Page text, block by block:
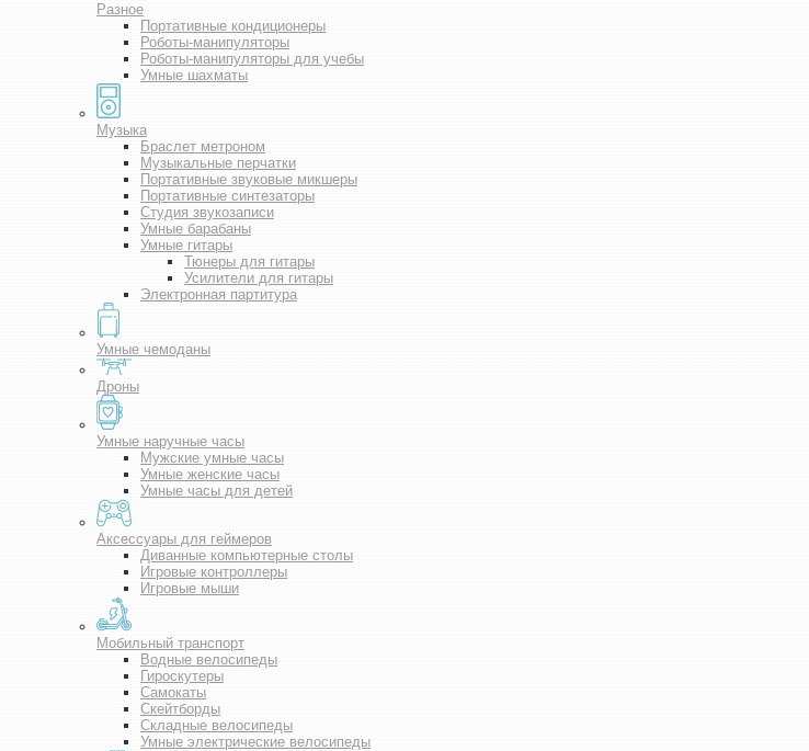
Разное
Портативные кондиционеры
Роботы-манипуляторы
Роботы-манипуляторы для учебы
Умные шахматы
Музыка
Браслет метроном
Музыкальные перчатки
Портативные звуковые микшеры
Портативные синтезаторы
Студия звукозаписи
Умные барабаны
Умные гитары
Тюнеры для гитары
Усилители для гитары
Электронная партитура
Умные чемоданы
Дроны
Умные наручные часы
Мужские умные часы
Умные женские часы
Умные часы для детей
Аксессуары для геймеров
Диванные компьютерные столы
Игровые контроллеры
Игровые мыши
Мобильный транспорт
Водные велосипеды
Гироскутеры
Самокаты
Скейтборды
Складные велосипеды
Умные электрические велосипеды